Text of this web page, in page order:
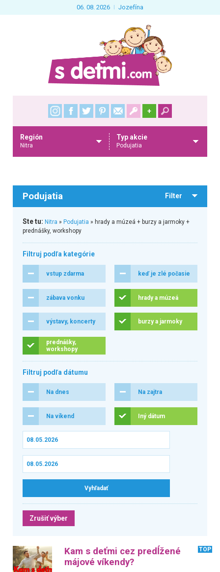
06. 08. 2026 Jozefína
+
Región
Nitra
Typ akcie
Podujatia
Podujatia Filter
Ste tu: Nitra » Podujatia » hrady a múzeá + burzy a jarmoky +
prednášky, workshopy
Filtruj podľa kategórie
vstup zdarma keď je zlé počasie
zábava vonku hrady a múzeá
výstavy, koncerty burzy a jarmoky
prednášky,
workshopy
Filtruj podľa dátumu
Na dnes Na zajtra
Na víkend Iný dátum
Zrušiť výber
Kam s deťmi cez predĺžené
májové víkendy?
TOP